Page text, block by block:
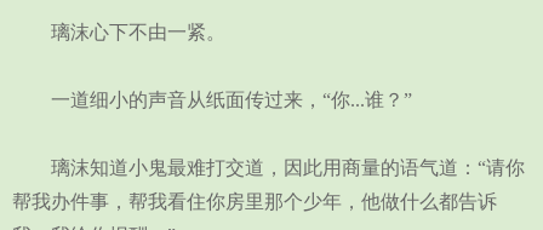
璃沫心下不由一紧。
一道细小的声音从纸面传过来，“你...谁？”
璃沫知道小鬼最难打交道，因此用商量的语气道：“请你
帮我办件事，帮我看住你房里那个少年，他做什么都告诉